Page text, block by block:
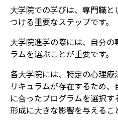
大学院での学びは、専門職
つける重要なステップです。
大学院進学の際には、自分
ラムを選ぶことが重要です。
各大学院には、特定の心理
リキュラムが存在するため
に合ったプログラムを選択
形成に大きな影響を与えるこ